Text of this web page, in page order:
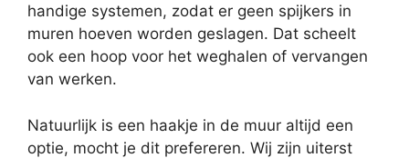
handige systemen, zodat er geen spijkers in
muren hoeven worden geslagen. Dat scheelt
ook een hoop voor het weghalen of vervangen
van werken.
Natuurlijk is een haakje in de muur altijd een
optie, mocht je dit prefereren. Wij zijn uiterst